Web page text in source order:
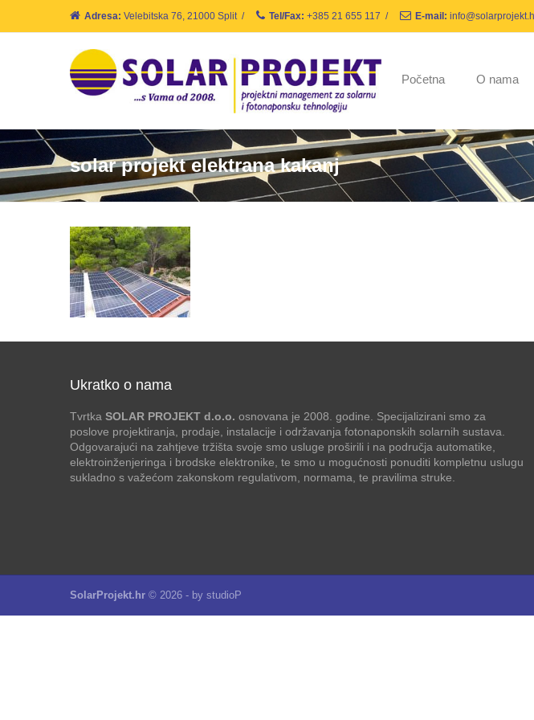
Adresa: Velebitska 76, 21000 Split / Tel/Fax: +385 21 655 117 / E-mail:
Početna O nama
solar projekt elektrana kakanj
Ukratko o nama
Tvrtka SOLAR PROJEKT d.o.o. osnovana je 2008. godine. Specijalizirani smo za
poslove projektiranja, prodaje, instalacije i održavanja fotonaponskih solarnih sustava.
Odgovarajući na zahtjeve tržišta svoje smo usluge proširili i na područja automatike,
elektroinženjeringa i brodske elektronike, te smo u mogućnosti ponuditi kompletnu uslugu
sukladno s važećom zakonskom regulativom, normama, te pravilima struke.
SolarProjekt.hr © 2026 - by studioP